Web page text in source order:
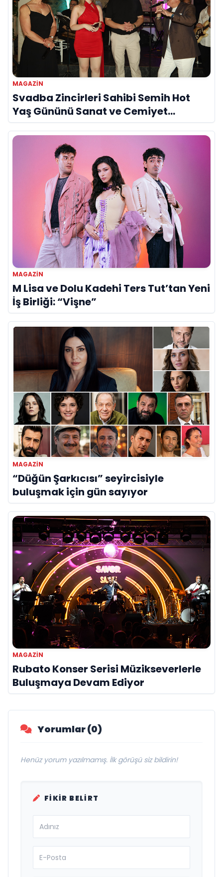
MAGAZIN
Svadba Zincirleri Sahibi Semih Hot
Yaş Gününü Sanat ve Cemiyet
Dünyasının Ünlü İsimleriyle Kutladı!
MAGAZIN
M Lisa ve Dolu Kadehi Ters Tut’tan Yeni
İş Birliği: “Vişne”
MAGAZIN
“Düğün Şarkıcısı” seyircisiyle
buluşmak için gün sayıyor
MAGAZIN
Rubato Konser Serisi Müzikseverlerle
Buluşmaya Devam Ediyor
Yorumlar (0)
Henüz yorum yazılmamış. İlk görüşü siz bildirin!
FIKIR BELIRT